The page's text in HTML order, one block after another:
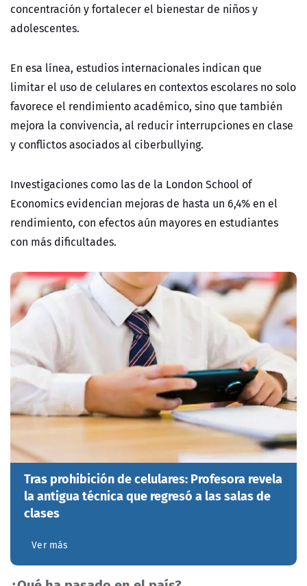
concentración y fortalecer el bienestar de niños y
adolescentes.
En esa línea, estudios internacionales indican que
limitar el uso de celulares en contextos escolares no solo
favorece el rendimiento académico, sino que también
mejora la convivencia, al reducir interrupciones en clase
y conflictos asociados al ciberbullying.
Investigaciones como las de la London School of
Economics evidencian mejoras de hasta un 6,4% en el
rendimiento, con efectos aún mayores en estudiantes
con más dificultades.
Tras prohibición de celulares: Profesora revela
la antigua técnica que regresó a las salas de
clases
Ver más